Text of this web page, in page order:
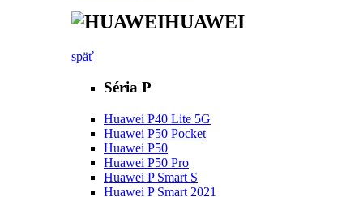
HUAWEI
späť
Séria P
Huawei P40 Lite 5G
Huawei P50 Pocket
Huawei P50
Huawei P50 Pro
Huawei P Smart S
Huawei P Smart 2021